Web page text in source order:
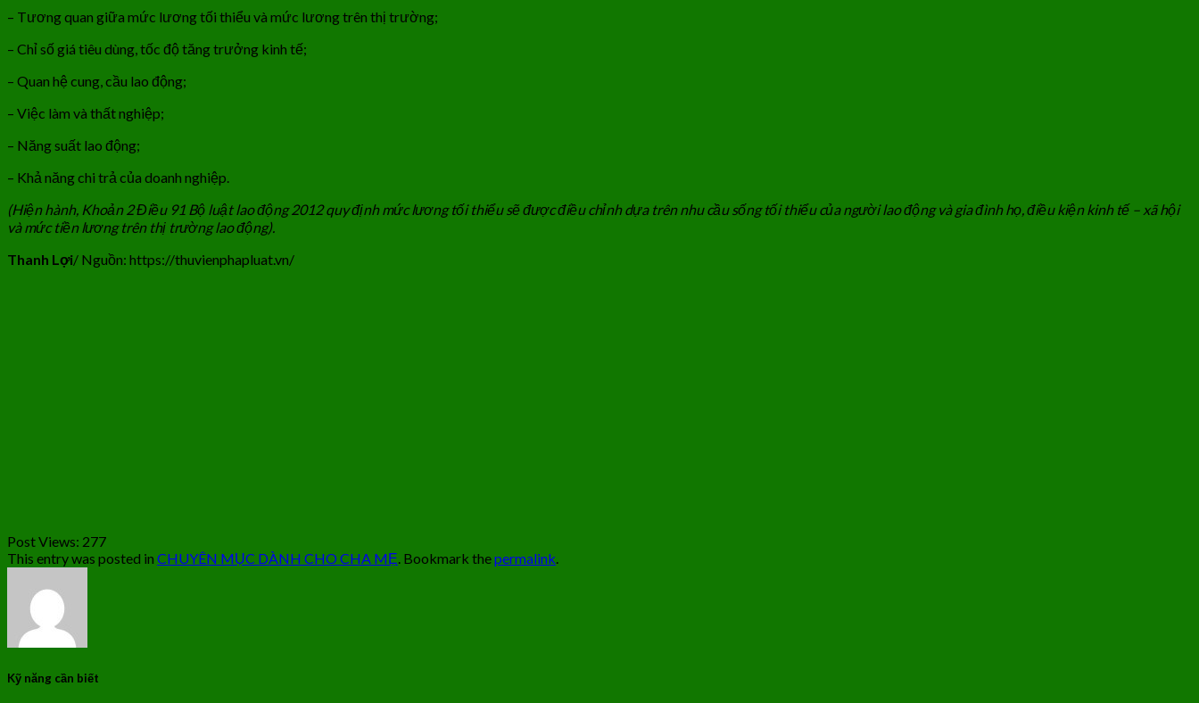
– Tương quan giữa mức lương tối thiểu và mức lương trên thị trường;
– Chỉ số giá tiêu dùng, tốc độ tăng trưởng kinh tế;
– Quan hệ cung, cầu lao động;
– Việc làm và thất nghiệp;
– Năng suất lao động;
– Khả năng chi trả của doanh nghiệp.
(Hiện hành, Khoản 2 Điều 91 Bộ luật lao động 2012 quy định mức lương tối thiểu sẽ được điều chỉnh dựa trên nhu cầu sống tối thiểu của người lao động và gia đình họ, điều kiện kinh tế – xã hội
và mức tiền lương trên thị trường lao động).
Thanh Lợi/ Nguồn: https://thuvienphapluat.vn/
Post Views: 277
This entry was posted in CHUYÊN MỤC DÀNH CHO CHA MẸ. Bookmark thepermalink.
Kỹ năng cần biết